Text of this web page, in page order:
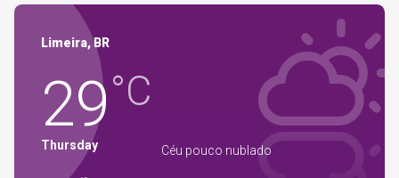
Limeira, BR
29°C
Céu pouco nublado
Thursday